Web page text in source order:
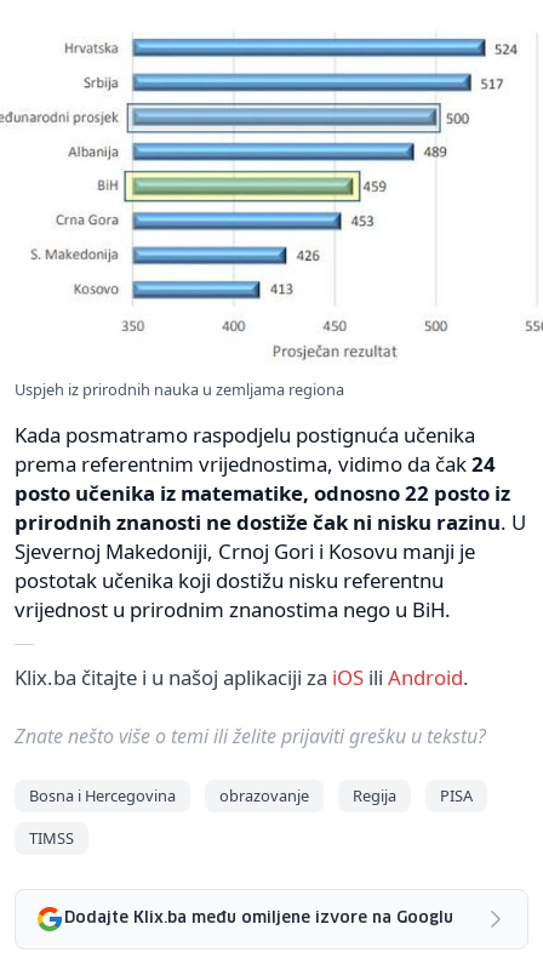
Uspjeh iz prirodnih nauka u zemljama regiona
Kada posmatramo raspodjelu postignuća učenika
prema referentnim vrijednostima, vidimo da čak24
posto učenika iz matematike, odnosno 22 posto iz
prirodnih znanosti ne dostiže čak ni nisku razinu. U
Sjevernoj Makedoniji, Crnoj Gori i Kosovu manji je
postotak učenika koji dostižu nisku referentnu
vrijednost u prirodnim znanostima nego u BiH.
Klix.ba čitajte i u našoj aplikaciji za iOS ili Android.
Znate nešto više o temi ili želite prijaviti grešku u tekstu?
Bosna i Hercegovina obrazovanje Regija
PISA
TIMSS
Dodajte Klix.ba među omiljene izvore na Googlu